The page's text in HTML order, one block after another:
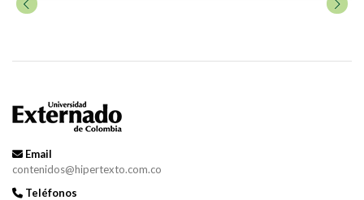
Email
contenidos@hipertexto.com.co
Teléfonos